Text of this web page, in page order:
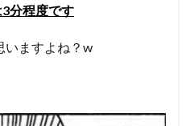
分程度です
いますよね？w